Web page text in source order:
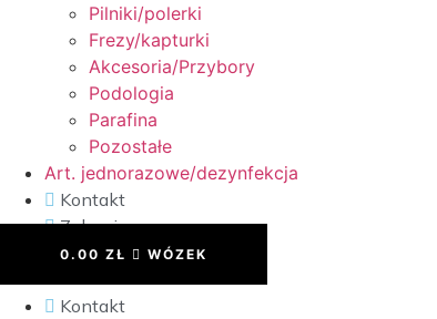
Pilniki/polerki
Frezy/kapturki
Akcesoria/Przybory
Podologia
Parafina
Pozostałe
Art. jednorazowe/dezynfekcja
Kontakt
Zaloguj
0.00 ZŁ WÓZEK
Kontakt